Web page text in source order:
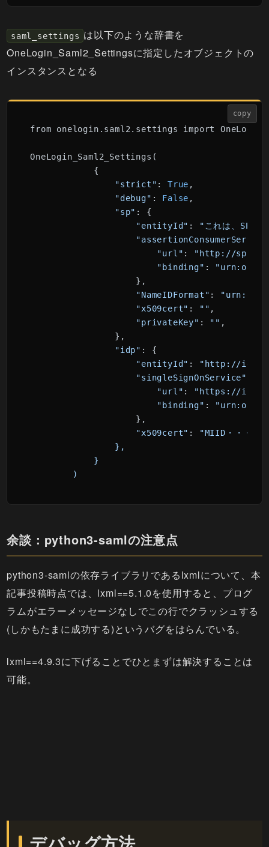
saml_settings は以下のような辞書を
OneLogin_Saml2_Settingsに指定したオブジェクトの
インスタンスとなる
copy
from onelogin.saml2.settings import
OneLogin_Saml2_Settings(
            {
"strict" : True ,
"debug" : False ,
"sp" : {
"entityId" :
"これは、SP側
"url" :
"http://
"binding" :
                    },
"NameIDFormat" :
"x509cert" : "" ,
"privateKey" : "" ,
                },
"idp" : {
"entityId" :
"http://
"singleSignOnService"
"url" :
"https://
"binding" :
                    },
"x509cert" :
"MIID・・・,
                },
            }
        )
余談：python3-samlの注意点
python3-samlの依存ライブラリであるlxmlについて、本
記事投稿時点では、lxml==5.1.0を使用すると、プログ
ラムがエラーメッセージなしでこの行でクラッシュする
(しかもたまに成功する)というバグをはらんでいる。
lxml==4.9.3に下げることでひとまずは解決することは
可能。